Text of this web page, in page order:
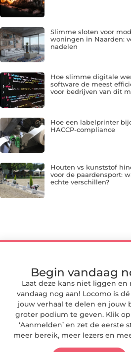
Slimme sloten voor
woningen in Naarden:
nadelen
Hoe slimme digitale
software de meest
voor bedrijven van dit
Hoe een labelprinter
HACCP-compliance
Houten vs kunststof
voor de paardensport:
echte verschillen?
Begin vandaag
Laat deze kans niet liggen en
vandaag nog aan! Locomo is
jouw verhaal te delen en jouw
groter podium te geven. Klik
‘Aanmelden’ en zet de eerste
meer bereik, meer lezers en